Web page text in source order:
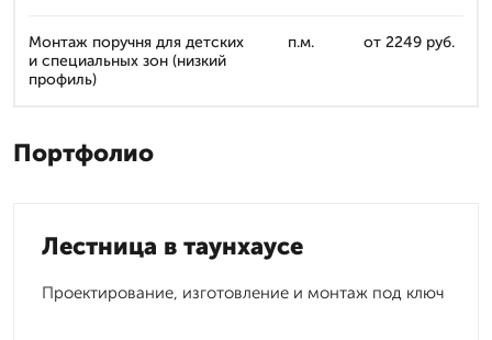
Монтаж поручня для детских
и специальных зон (низкий
профиль)
п.м. от 2249 руб.
Портфолио
Лестница в таунхаусе
Проектирование, изготовление и монтаж под ключ